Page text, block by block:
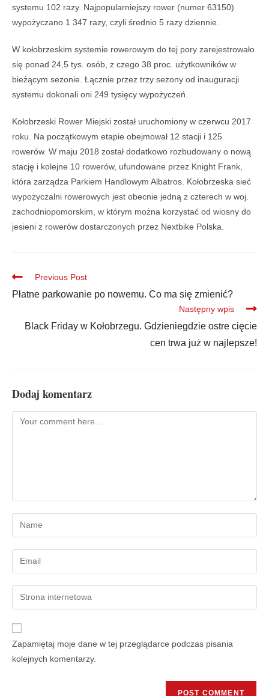
systemu 102 razy. Najpopularniejszy rower (numer 63150)
wypożyczano 1 347 razy, czyli średnio 5 razy dziennie.
W kołobrzeskim systemie rowerowym do tej pory zarejestrowało
się ponad 24,5 tys. osób, z czego 38 proc. użytkowników w
bieżącym sezonie. Łącznie przez trzy sezony od inauguracji
systemu dokonali oni 249 tysięcy wypożyczeń.
Kołobrzeski Rower Miejski został uruchomiony w czerwcu 2017
roku. Na początkowym etapie obejmował 12 stacji i 125
rowerów. W maju 2018 został dodatkowo rozbudowany o nową
stację i kolejne 10 rowerów, ufundowane przez Knight Frank,
która zarządza Parkiem Handlowym Albatros. Kołobrzeska sieć
wypożyczalni rowerowych jest obecnie jedną z czterech w woj.
zachodniopomorskim, w którym można korzystać od wiosny do
jesieni z rowerów dostarczonych przez Nextbike Polska.
Previous Post
Płatne parkowanie po nowemu. Co ma się zmienić?
Następny wpis
Black Friday w Kołobrzegu. Gdzieniegdzie ostre cięcie
cen trwa już w najlepsze!
Dodaj komentarz
Zapamiętaj moje dane w tej przeglądarce podczas pisania
kolejnych komentarzy.